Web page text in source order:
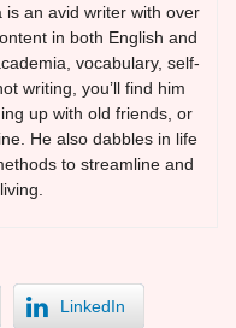
an avid writer with over
in both English and
vocabulary, self-
writing, you’ll find him
up with old friends, or
He also dabbles in life
to streamline and
LinkedIn